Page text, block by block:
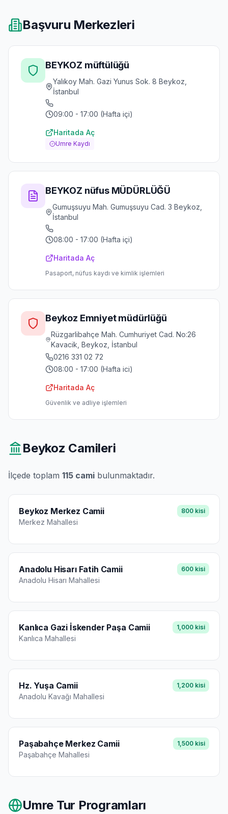
Başvuru Merkezleri
BEYKOZ müftülüğü
Yalıkoy Mah. Gazi Yunus Sok. 8 Beykoz,
İstanbul
09:00 - 17:00 (Hafta içi)
Haritada Aç
Umre Kaydı
BEYKOZ nüfus MÜDÜRLÜĞÜ
Gumuşsuyu Mah. Gumuşsuyu Cad. 3 Beykoz,
İstanbul
08:00 - 17:00 (Hafta içi)
Haritada Aç
Pasaport, nüfus kaydı ve kimlik işlemleri
Beykoz Emniyet müdürlüğü
Rüzgarlibahçe Mah. Cumhuriyet Cad. No:26
Kavacik, Beykoz, İstanbul
0216 331 02 72
08:00 - 17:00 (Hafta ici)
Haritada Aç
Güvenlik ve adliye işlemleri
Beykoz Camileri
İlçede toplam 115 cami bulunmaktadır.
Beykoz Merkez Camii
Merkez Mahallesi
800 kisi
Anadolu Hisarı Fatih Camii
Anadolu Hisarı Mahallesi
600 kisi
Kanlıca Gazi İskender Paşa Camii
Kanlıca Mahallesi
1,000 kisi
Hz. Yuşa Camii
Anadolu Kavağı Mahallesi
1,200 kisi
Paşabahçe Merkez Camii
Paşabahçe Mahallesi
1,500 kisi
Umre Tur Programları